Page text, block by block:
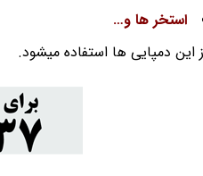
استخر ها و…
این دمپایی ها استفاده میشود.